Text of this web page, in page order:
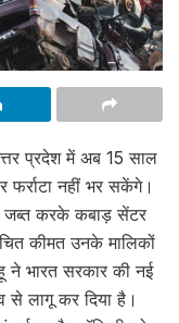
प्रदेश में अब 15 साल
नहीं भर सकेंगे।
जब्त करके कबाड़ सेंटर
कीमत उनके मालिकों
ने भारत सरकार की नई
से लागू कर दिया है।